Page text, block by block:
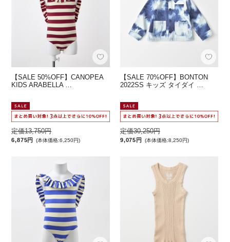
【SALE 50%OFF】CANOPEA
KIDS ARABELLA …
定価13,750円
6,875円 (本体価格:6,250円)
【SALE 70%OFF】BONTON
2022SS キッズ タイダイ …
定価30,250円
9,075円 (本体価格:8,250円)